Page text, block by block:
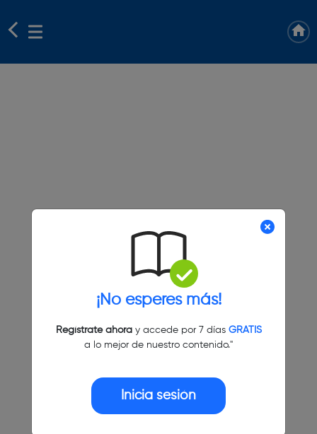
¡No esperes más!
Regístrate ahoray accede por 7 días GRATIS
a lo mejor de nuestro contenido."
Inicia sesión